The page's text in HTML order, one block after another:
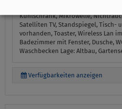
Kaffeemaschine, Kosmetikspiegel,
Kühlschrank, Mikrowelle,
Satelliten TV, Standspiegel, Tisch-
vorhanden, Toaster, Wireless Lan
Badezimmer mit Fenster, Dusche,
Waschbecken Lage: Altbau,
Verfügbarkeiten anzeigen